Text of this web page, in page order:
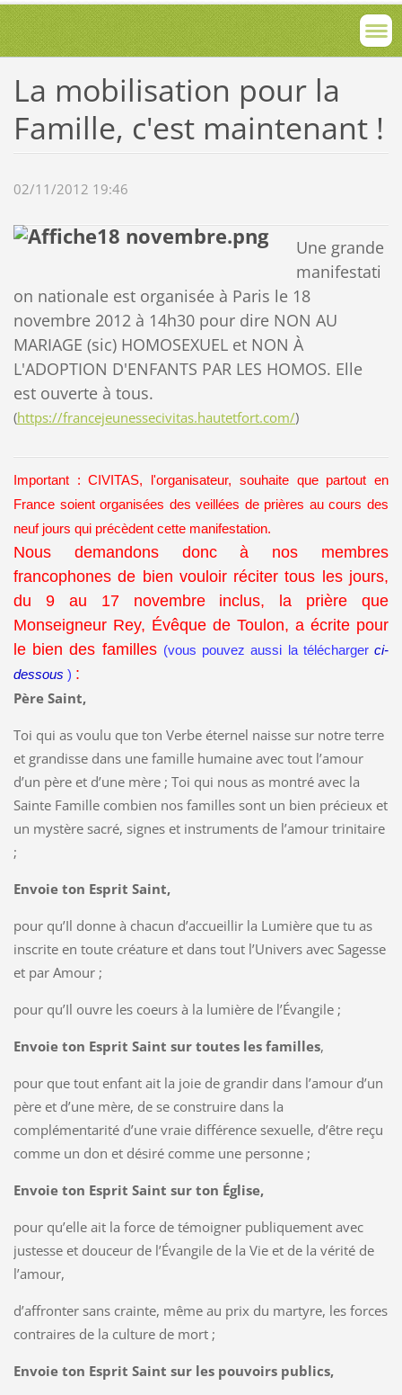
La mobilisation pour la
Famille, c'est maintenant !
02/11/2012 19:46
Une grande
manifestati
on nationale est organisée à Paris le 18
novembre 2012 à 14h30 pour dire NON AU
MARIAGE (sic) HOMOSEXUEL et NON À
L'ADOPTION D'ENFANTS PAR LES HOMOS. Elle
est ouverte à tous.
(https://francejeunessecivitas.hautetfort.com/)
Important : CIVITAS, l'organisateur, souhaite que partout en
France soient organisées des veillées de prières au cours des
neuf jours qui précèdent cette manifestation.
Nous demandons donc à nos membres
francophones de bien vouloir réciter tous les jours,
du 9 au 17 novembre inclus, la prière que
Monseigneur Rey, Évêque de Toulon, a écrite pour
le bien des familles (vous pouvez aussi la téléchargerci-
dessous ) :
Père Saint,
Toi qui as voulu que ton Verbe éternel naisse sur notre terre
et grandisse dans une famille humaine avec tout l’amour
d’un père et d’une mère ; Toi qui nous as montré avec la
Sainte Famille combien nos familles sont un bien précieux et
un mystère sacré, signes et instruments de l’amour trinitaire
;
Envoie ton Esprit Saint,
pour qu’Il donne à chacun d’accueillir la Lumière que tu as
inscrite en toute créature et dans tout l’Univers avec Sagesse
et par Amour ;
pour qu’Il ouvre les coeurs à la lumière de l’Évangile ;
Envoie ton Esprit Saint sur toutes les familles,
pour que tout enfant ait la joie de grandir dans l’amour d’un
père et d’une mère, de se construire dans la
complémentarité d’une vraie différence sexuelle, d’être reçu
comme un don et désiré comme une personne ;
Envoie ton Esprit Saint sur ton Église,
pour qu’elle ait la force de témoigner publiquement avec
justesse et douceur de l’Évangile de la Vie et de la vérité de
l’amour,
d’affronter sans crainte, même au prix du martyre, les forces
contraires de la culture de mort ;
Envoie ton Esprit Saint sur les pouvoirs publics,